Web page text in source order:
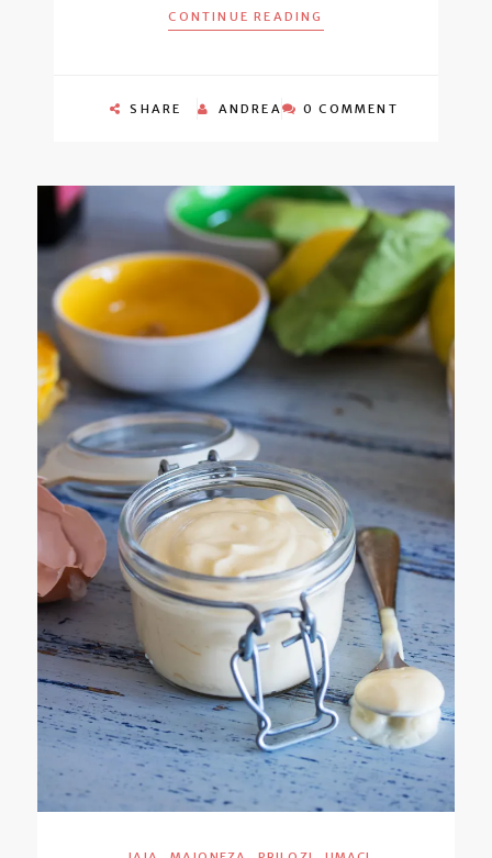
CONTINUE READING
SHARE ANDREA 0 COMMENT